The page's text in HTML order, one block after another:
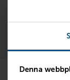
Denna
När